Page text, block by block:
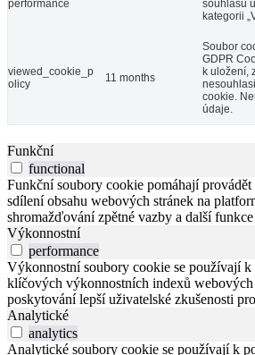
performance
souhlasu
kategorii
viewed_cookie_p
olicy
11 months
Soubor
GDPR
k uložení,
cookie.
údaje.
Funkční
functional
Funkční soubory cookie pomáhají
sdílení obsahu webových stránek na
shromažďování zpětné vazby a další
Výkonnostní
performance
Výkonnostní soubory cookie se používají k
klíčových výkonnostních indexů webových
poskytování lepší uživatelské zkušenosti
Analytické
analytics
Analytické soubory cookie se používají k